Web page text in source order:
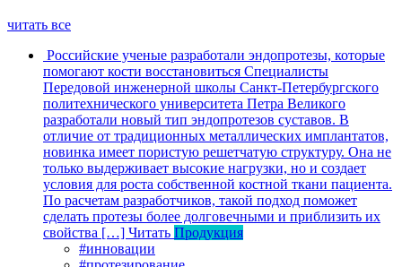
читать все
Российские ученые разработали эндопротезы, которые
помогают кости восстановиться Специалисты
Передовой инженерной школы Санкт-Петербургского
политехнического университета Петра Великого
разработали новый тип эндопротезов суставов. В
отличие от традиционных металлических имплантатов,
новинка имеет пористую решетчатую структуру. Она не
только выдерживает высокие нагрузки, но и создает
условия для роста собственной костной ткани пациента.
По расчетам разработчиков, такой подход поможет
сделать протезы более долговечными и приблизить их
свойства […] Читать Продукция
#инновации